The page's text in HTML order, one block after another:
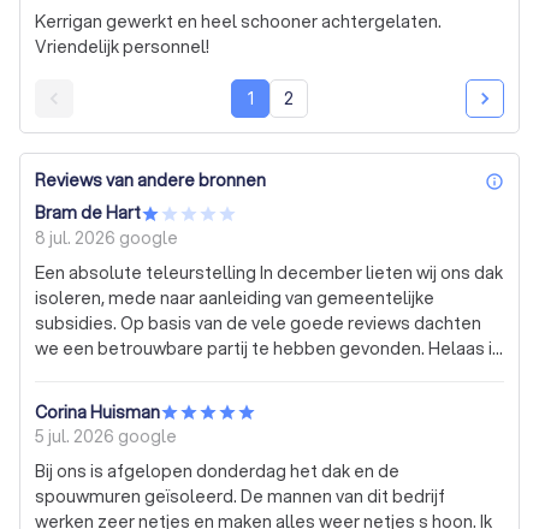
Kerrigan gewerkt en heel schooner achtergelaten.
Vriendelijk personnel!
1 2
Reviews van andere bronnen
Bram de Hart
8 jul. 2026 google
Een absolute teleurstelling In december lieten wij ons dak
isoleren, mede naar aanleiding van gemeentelijke
subsidies. Op basis van de vele goede reviews dachten
we een betrouwbare partij te hebben gevonden. Helaas is
wil een tegengewicht bieden aan het overweldigend
positieve beeld. Vanaf het begin ging het mis. De
werkzaamheden werden niet uitgevoerd door mensen
van Isolatie Techniek Brabant zelf, maar door een
ingehuurde zzp’er. Deze jongen had veel praatjes, maar
Corina Huisman
5 jul. 2026 google
Bij ons is afgelopen donderdag het dak en de
spouwmuren geïsoleerd. De mannen van dit bedrijf
werken zeer netjes en maken alles weer netjes s hoon. Ik